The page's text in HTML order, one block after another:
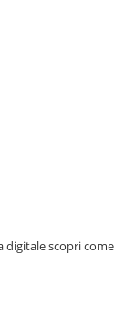
digitale scopri come